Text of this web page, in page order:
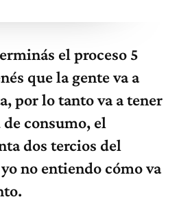
el proceso 5
que la gente va a
por lo tanto va a tener
consumo, el
dos tercios del
no entiendo cómo va